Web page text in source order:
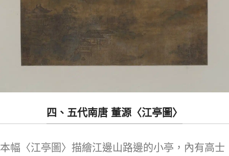
四、五代南唐 董源〈江亭圖〉
本幅〈江亭圖〉描繪江邊山路邊的小亭，內有高士